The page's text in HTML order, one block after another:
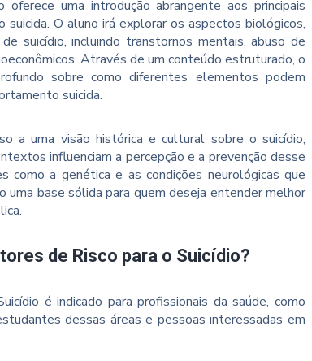
uma introdução abrangente aos principais
O aluno irá explorar os aspectos biológicos,
suicídio, incluindo transtornos mentais, abuso de
Através de um conteúdo estruturado, o
sobre como diferentes elementos podem
suicida.
a uma visão histórica e cultural sobre o suicídio,
influenciam a percepção e a prevenção desse
como a genética e as condições neurológicas que
uma base sólida para quem deseja entender melhor
de Risco para o Suicídio?
é indicado para profissionais da saúde, como
dessas áreas e pessoas interessadas em